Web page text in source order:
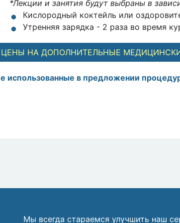
*Лекции и занятия будут выбраны в
Кислородный коктейль или
Утренняя зарядка - 2 раза во время
ЦЕНЫ НА ДОПОЛНИТЕЛЬНЫЕ
использованные в предложении
Мы всегда стараемся улучшить наш